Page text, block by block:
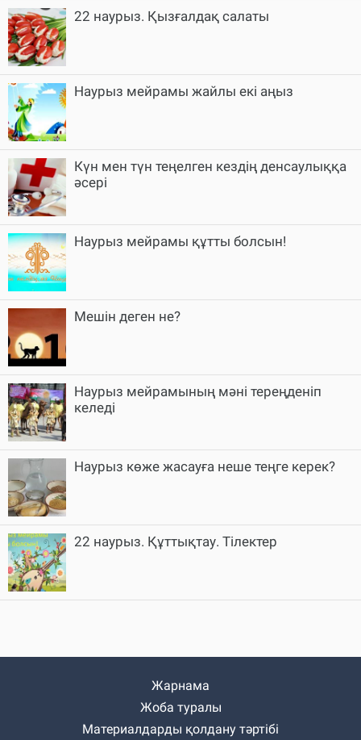
22 наурыз. Қызғалдақ салаты
Наурыз мейрамы жайлы екі аңыз
Күн мен түн теңелген кездің денсаулыққа
әсері
Наурыз мейрамы құтты болсын!
Мешін деген не?
Наурыз мейрамының мәні тереңденіп
келеді
Наурыз көже жасауға неше теңге керек?
22 наурыз. Құттықтау. Тілектер
Жарнама
Жоба туралы
Материалдарды қолдану тәртібі